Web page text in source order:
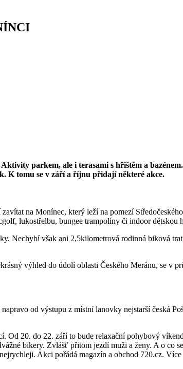
parkem, ale i terasami s hřištěm a
K tomu se v září a říjnu přidají některé akce.
na Monínec, který leží na pomezí
lukostřelbu, bungee trampolíny či indoor dětskou
Nechybí však ani 2,5kilometrová rodinná biková
výhled do údolí oblasti Českého Meránu, se v
od výstupu z místní lanovky nejstarší česká
Od 20. do 22. září to bude relaxační pohybový
bikery. Zvlášť přitom jezdí muži a ženy. A o co
Akci pořádá magazín a obchod 720.cz.